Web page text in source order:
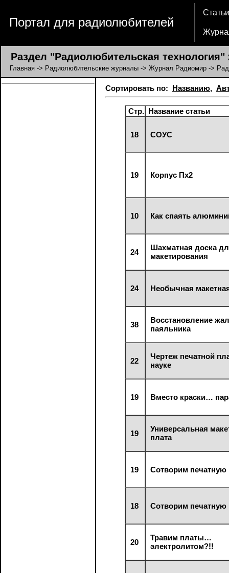
Портал для радиолюбителей
Статьи
Раздел "Радиолюбительская
Главная -> Радиолюбительские журналы -> Журнал Радиомир ->
Сортировать по: Названию,
Стр. Название статьи
18 СОУС
19 Корпус Пх2
10 Как спаять
24
Шахматная доска
макетирования
24 Необычная
38
Восстановление
паяльника
22
Чертеж печатной
науке
19 Вместо краски…
19
Универсальная
плата
19 Сотворим печатную
18 Сотворим печатную
20
Травим платы…
электролитом?!!